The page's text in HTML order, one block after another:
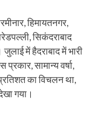
हिमायतनगर,
सिकंदराबाद
में हैदराबाद में भारी
सामान्य वर्षा,
का विचलन था,
गया।